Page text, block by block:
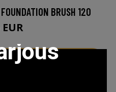
BRUSH 120
EUR